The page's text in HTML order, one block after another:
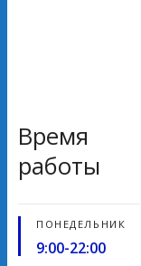
Время
работы
ПОНЕДЕЛЬНИК
9:00-22:00